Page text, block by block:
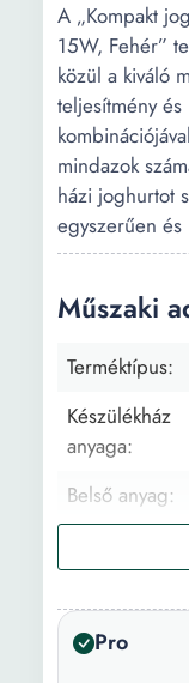
A „Kompakt
15W, Fehér”
közül a kiváló
teljesítmény és
mindazok
házi joghurtot
egyszerűen és
Műszaki
Terméktípus:
Készülékház
anyaga:
Belső anyag:
tartalma:
Pro